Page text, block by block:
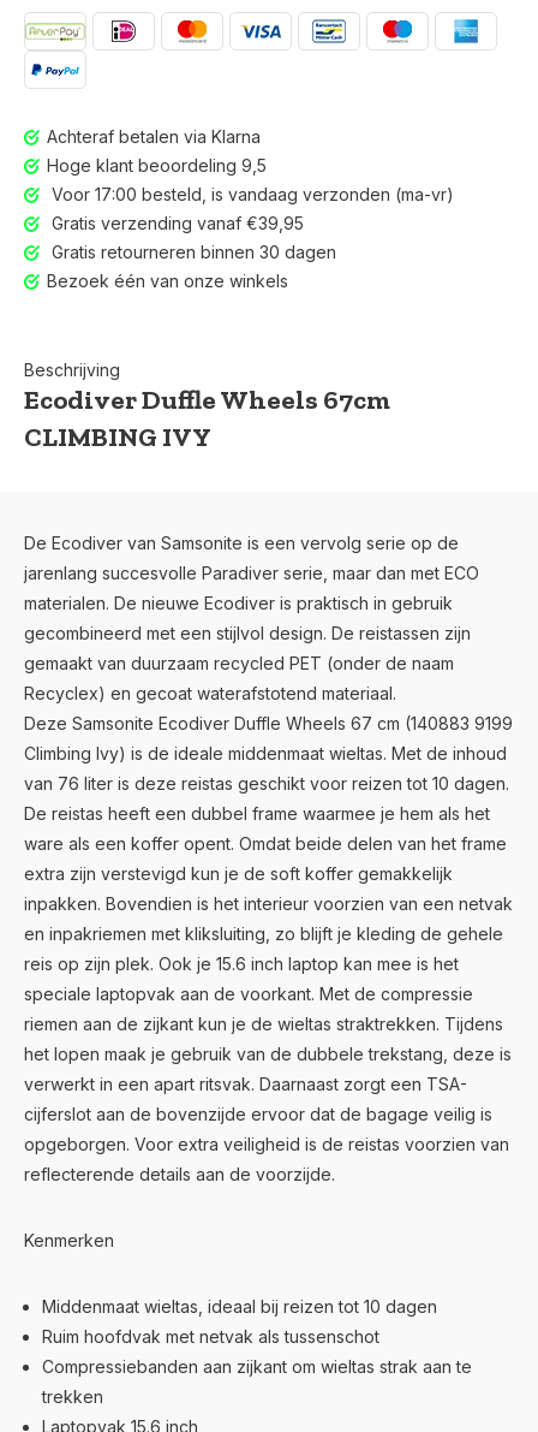
Voor 17:00 besteld, is vandaag verzonden (ma-vr)
Achteraf betalen via Klarna
Hoge klant beoordeling 9,5
Voor 17:00 besteld, is vandaag verzonden (ma-vr)
Gratis verzending vanaf €39,95
Gratis retourneren binnen 30 dagen
Bezoek één van onze winkels
Beschrijving
Ecodiver Duffle Wheels 67cm
CLIMBING IVY
De Ecodiver van Samsonite is een vervolg serie op de
jarenlang succesvolle Paradiver serie, maar dan met ECO
materialen. De nieuwe Ecodiver is praktisch in gebruik
gecombineerd met een stijlvol design. De reistassen zijn
gemaakt van duurzaam recycled PET (onder de naam
Recyclex) en gecoat waterafstotend materiaal.
Deze Samsonite Ecodiver Duffle Wheels 67 cm (140883 9199
Climbing Ivy) is de ideale middenmaat wieltas. Met de inhoud
van 76 liter is deze reistas geschikt voor reizen tot 10 dagen.
De reistas heeft een dubbel frame waarmee je hem als het
ware als een koffer opent. Omdat beide delen van het frame
extra zijn verstevigd kun je de soft koffer gemakkelijk
inpakken. Bovendien is het interieur voorzien van een netvak
en inpakriemen met kliksluiting, zo blijft je kleding de gehele
reis op zijn plek. Ook je 15.6 inch laptop kan mee is het
speciale laptopvak aan de voorkant. Met de compressie
riemen aan de zijkant kun je de wieltas straktrekken. Tijdens
het lopen maak je gebruik van de dubbele trekstang, deze is
verwerkt in een apart ritsvak. Daarnaast zorgt een TSA-
cijferslot aan de bovenzijde ervoor dat de bagage veilig is
opgeborgen. Voor extra veiligheid is de reistas voorzien van
reflecterende details aan de voorzijde.
Kenmerken
Middenmaat wieltas, ideaal bij reizen tot 10 dagen
Ruim hoofdvak met netvak als tussenschot
Compressiebanden aan zijkant om wieltas strak aan te
trekken
Laptopvak 15.6 inch